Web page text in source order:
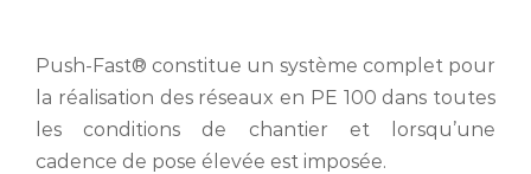
Push-Fast® constitue un système complet pour
la réalisation des réseaux en PE 100 dans toutes
les conditions de chantier et lorsqu’une
cadence de pose élevée est imposée.